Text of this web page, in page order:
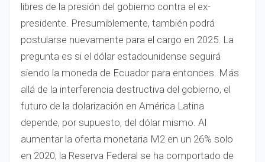
libres de la presión del gobierno contra el ex-
presidente. Presumiblemente, también podrá
postularse nuevamente para el cargo en 2025. La
pregunta es si el dólar estadounidense seguirá
siendo la moneda de Ecuador para entonces. Más
allá de la interferencia destructiva del gobierno, el
futuro de la dolarización en América Latina
depende, por supuesto, del dólar mismo. Al
aumentar la oferta monetaria M2 en un 26% solo
en 2020, la Reserva Federal se ha comportado de